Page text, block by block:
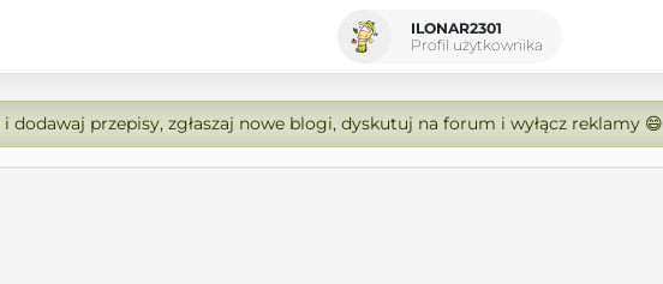
ILONAR2301
Profil użytkownika
dodawaj przepisy, zgłaszaj nowe blogi, dyskutuj na forum i wyłącz reklamy 😄